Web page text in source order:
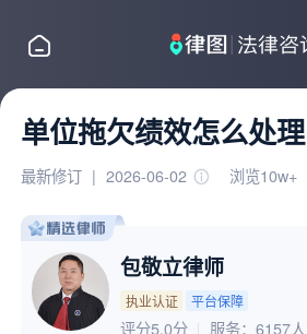
单位拖欠绩效怎么处理
最新修订 | 2026-06-02 浏览10w+
包敬立律师
执业认证 平台保障
评分5.0分 服务： 6157人